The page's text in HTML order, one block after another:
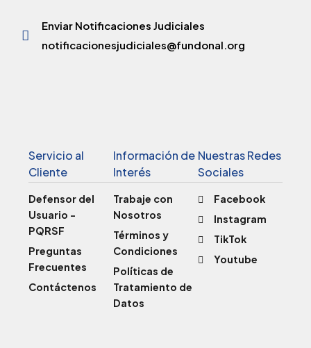
Enviar Notificaciones Judiciales
notificacionesjudiciales@fundonal.org
Servicio al
Cliente
Defensor del
Usuario -
PQRSF
Preguntas
Frecuentes
Contáctenos
Información de
Interés
Trabaje con
Nosotros
Términos y
Condiciones
Políticas de
Tratamiento de
Datos
Nuestras Redes
Sociales
Facebook
Instagram
TikTok
Youtube